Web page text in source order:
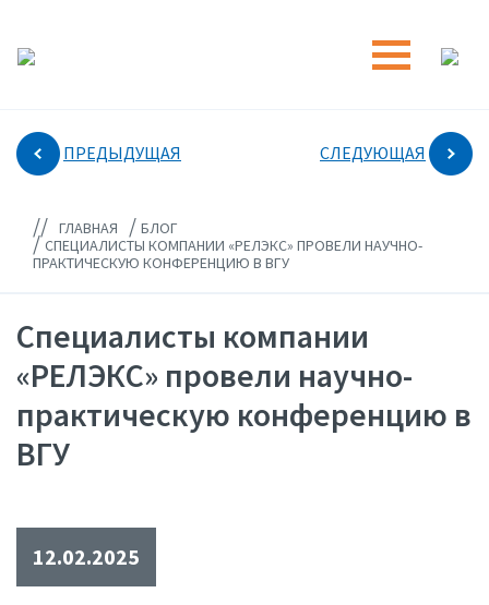
ПРЕДЫДУЩАЯ СЛЕДУЮЩАЯ
// ГЛАВНАЯ / БЛОГ
/СПЕЦИАЛИСТЫ КОМПАНИИ «РЕЛЭКС» ПРОВЕЛИ НАУЧНО-
ПРАКТИЧЕСКУЮ КОНФЕРЕНЦИЮ В ВГУ
Специалисты компании
«РЕЛЭКС» провели научно-
практическую конференцию в
ВГУ
12.02.2025